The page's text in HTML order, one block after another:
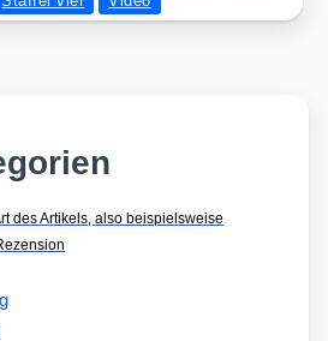
des Artikels, also beispielsweise